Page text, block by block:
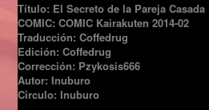
Título: El Secreto de la Pareja Casada
COMIC: COMIC Kairakuten 2014-02
Traducción: Coffedrug
Edición: Coffedrug
Corrección: Pzykosis666
Autor: Inuburo
Circulo: Inuburo